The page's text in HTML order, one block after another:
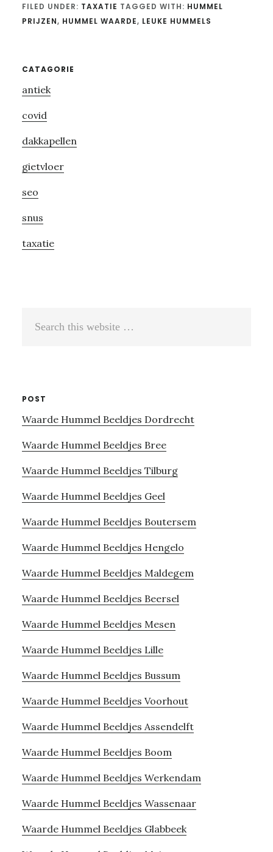
FILED UNDER: TAXATIE TAGGED WITH: HUMMEL
PRIJZEN, HUMMEL WAARDE, LEUKE HUMMELS
Primary
Sidebar
CATAGORIE
antiek
covid
dakkapellen
gietvloer
seo
snus
taxatie
POST
Waarde Hummel Beeldjes Dordrecht
Waarde Hummel Beeldjes Bree
Waarde Hummel Beeldjes Tilburg
Waarde Hummel Beeldjes Geel
Waarde Hummel Beeldjes Boutersem
Waarde Hummel Beeldjes Hengelo
Waarde Hummel Beeldjes Maldegem
Waarde Hummel Beeldjes Beersel
Waarde Hummel Beeldjes Mesen
Waarde Hummel Beeldjes Lille
Waarde Hummel Beeldjes Bussum
Waarde Hummel Beeldjes Voorhout
Waarde Hummel Beeldjes Assendelft
Waarde Hummel Beeldjes Boom
Waarde Hummel Beeldjes Werkendam
Waarde Hummel Beeldjes Wassenaar
Waarde Hummel Beeldjes Glabbeek